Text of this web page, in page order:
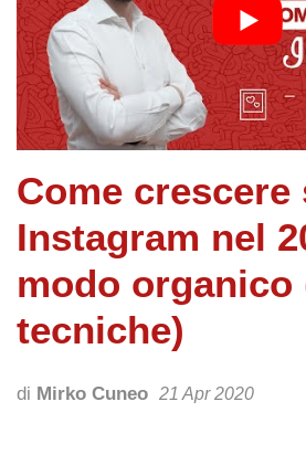
Come crescere
Instagram nel
modo organico
tecniche)
di Mirko Cuneo 21 Apr 2020